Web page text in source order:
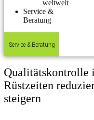
weltweit
Service &
Beratung
Service & Beratung
Qualitätskontrolle
Rüstzeiten
steigern